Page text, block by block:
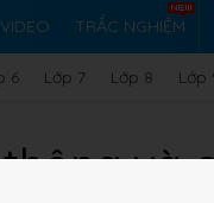
VIDEO TRẮC NGHIỆM
6 Lớp 7 Lớp 8 Lớp
và